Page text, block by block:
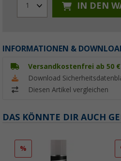
1 IN DEN
INFORMATIONEN &
Versandkostenfrei ab 50 €
Download
Diesen Artikel vergleichen
DAS KÖNNTE DIR AUCH
%